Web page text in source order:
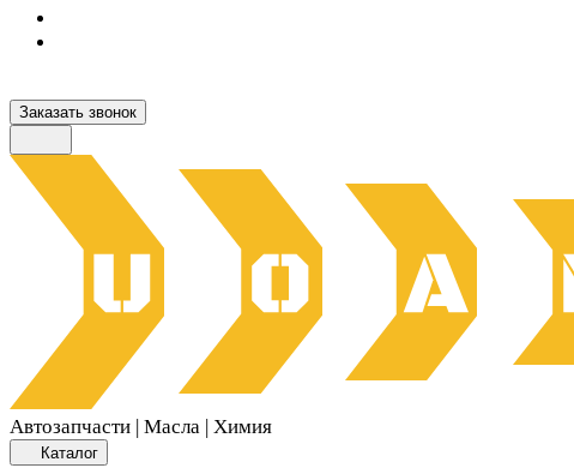
Заказать звонок
Автозапчасти | Масла | Химия
Каталог